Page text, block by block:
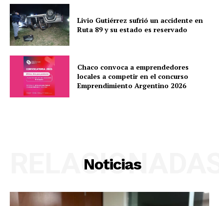
Livio Gutiérrez sufrió un accidente en
Ruta 89 y su estado es reservado
Chaco convoca a emprendedores
locales a competir en el concurso
Emprendimiento Argentino 2026
Noticias